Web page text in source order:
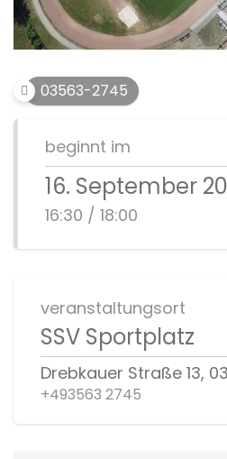
03563-2745
beginnt im
16. September
16:30 / 18:00
veranstaltungsort
SSV Sportplatz
Drebkauer Straße 13,
+493563 2745